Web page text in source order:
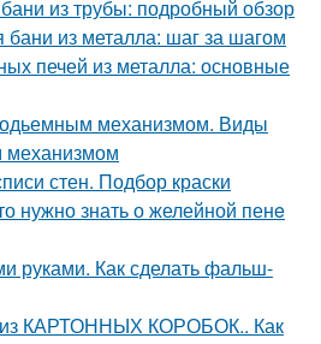
из трубы: подробный обзор
бани из металла: шаг за шагом
печей из металла: основные
механизмом. Виды
механизмом
стен. Подбор краски
нужно знать о желейной пенe
руками. Как сделать фальш-
из КАРТОННЫХ КОРОБОК.. Как